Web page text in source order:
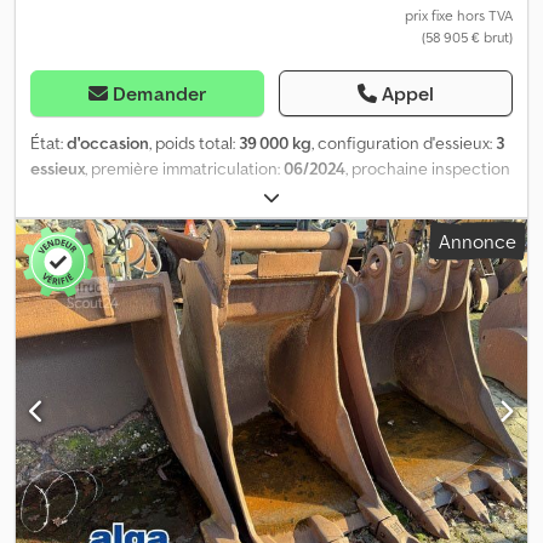
prix fixe hors TVA
(58 905 € brut)
Demander Appel
État:d'occasion, poids total: 39 000 kg, configuration d'essieux: 3
essieux, première immatriculation:06/2024, prochaine inspection
, Vérin hydraulique : Hyva, tige du vérin chromée -
course 7100 mm - signal d’alerte de basculement. Raccordement :
connexion hydraulique 1" filetée avec flexible hydraulique de 2,2
m de long, raccord fileté femelle 1" (pouce). Châssis en aluminium
coudé, benne aluminium avec tunnel, béquilles en acier, essieux
SAF Offroad, 1er essieu relevable, 6 pneus 385/65 R22,5
Bridgestone RT, attelage de remorquage, feux arrière LED ronds,
système de bâche à fermeture rapide 2+1. Boîte à outils, échelle
démontable, 2 supports de pelle extérieurs, réservoir d’eau 25L,
ASW à l’avant du compartiment de chargement, vibreur
pneumatique à l’avant du plancher avec vanne de commande
côté gauche, trémie à céréales avec supports sur chaque trappe
à grains. Benne aluminium, parois latérales lisses, profils
longitudinaux creux à double paroi, épaisseur intérieure verticale
Annonce